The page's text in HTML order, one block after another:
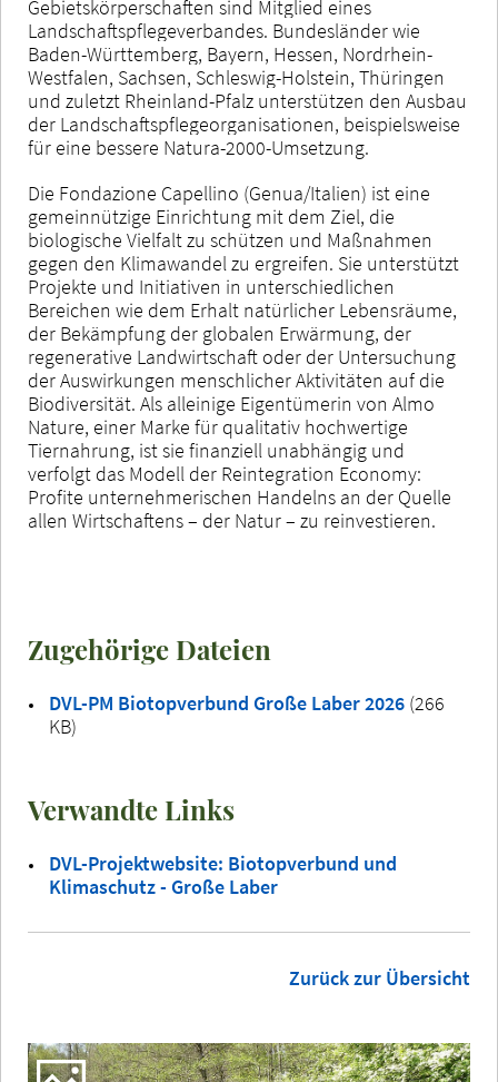
Gebietskörperschaften sind Mitglied eines
Landschaftspflegeverbandes. Bundesländer wie
Baden-Württemberg, Bayern, Hessen, Nordrhein-
Westfalen, Sachsen, Schleswig-Holstein, Thüringen
und zuletzt Rheinland-Pfalz unterstützen den Ausbau
der Landschaftspflegeorganisationen, beispielsweise
für eine bessere Natura-2000-Umsetzung.
Die Fondazione Capellino (Genua/Italien) ist eine
gemeinnützige Einrichtung mit dem Ziel, die
biologische Vielfalt zu schützen und Maßnahmen
gegen den Klimawandel zu ergreifen. Sie unterstützt
Projekte und Initiativen in unterschiedlichen
Bereichen wie dem Erhalt natürlicher Lebensräume,
der Bekämpfung der globalen Erwärmung, der
regenerative Landwirtschaft oder der Untersuchung
der Auswirkungen menschlicher Aktivitäten auf die
Biodiversität. Als alleinige Eigentümerin von Almo
Nature, einer Marke für qualitativ hochwertige
Tiernahrung, ist sie finanziell unabhängig und
verfolgt das Modell der Reintegration Economy:
Profite unternehmerischen Handelns an der Quelle
allen Wirtschaftens – der Natur – zu reinvestieren.
Zugehörige Dateien
DVL-PM Biotopverbund Große Laber 2026 (266
KB)
Verwandte Links
DVL-Projektwebsite: Biotopverbund und
Klimaschutz - Große Laber
Zurück zur Übersicht